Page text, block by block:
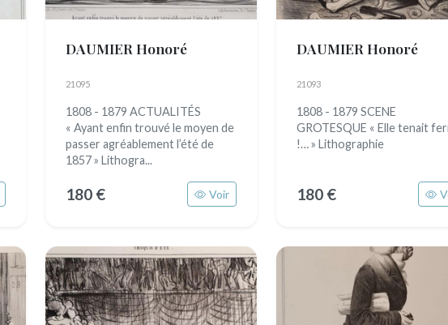
DAUMIER Honoré
21095
1808 - 1879 ACTUALITÉS
« Ayant enfin trouvé le moyen de
passer agréablement l’été de
1857 » Lithogra...
180 € Voir
DAUMIER Honoré
21093
1808 - 1879 SCENE
GROTESQUE « Elle tenait
!… » Lithographie
180 €